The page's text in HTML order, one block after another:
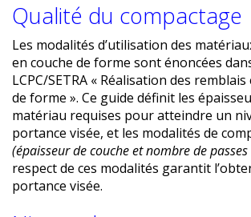
Qualité du compactage
Les modalités d’utilisation des
en couche de forme sont énoncées
LCPC/SETRA « Réalisation des
de forme ». Ce guide définit les
matériau requises pour atteindre un
portance visée, et les modalités de
(épaisseur de couche et nombre de passes
respect de ces modalités garantit
portance visée.